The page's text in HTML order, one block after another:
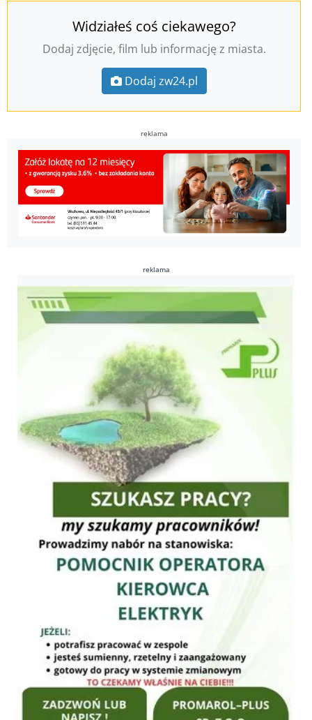
Widziałeś coś ciekawego?
Dodaj zdjęcie, film lub informację z miasta.
Dodaj zw24.pl
reklama
reklama